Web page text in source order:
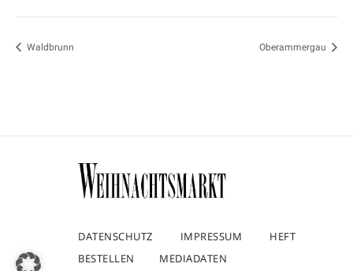
Waldbrunn Oberammergau
DATENSCHUTZ IMPRESSUM
HEFT
BESTELLEN
MEDIADATEN